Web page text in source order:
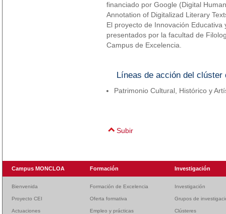
financiado por Google (Digital
Annotation of Digitalizad Literary
El proyecto de Innovación
presentados por la facultad de
Campus de Excelencia.
Líneas de acción del clúster
Patrimonio Cultural, Histórico y
Subir
Campus MONCLOA Formación Investigación
Bienvenida Formación de Excelencia Investigación
Proyecto CEI Oferta formativa Grupos de
Actuaciones Empleo y prácticas Clústeres